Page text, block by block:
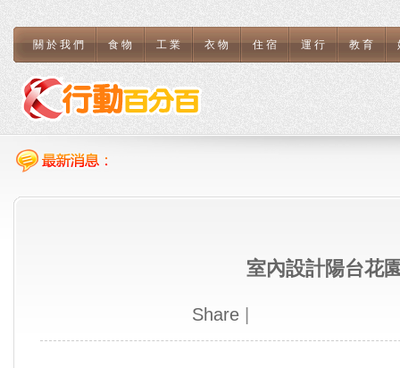
關於我們 食物 工業 衣物 住宿 運行 教育
室內設計陽台花
Share